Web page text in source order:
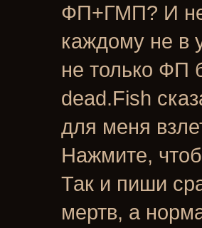
ФП+ГМП? И не
каждому не в
не только ФП
dead.Fish
для меня
Нажмите,
Так и пиши
мертв, а